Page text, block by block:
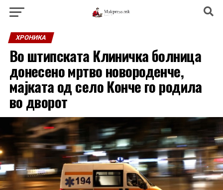
ХРОНИКА
Во штипската Клиничка болница
донесено мртво новороденче,
мајката од село Конче го родила
во дворот